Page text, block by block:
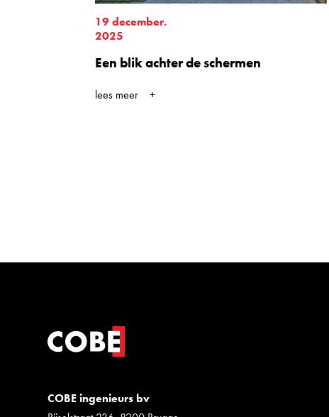
19 december.
2025
Een blik achter de schermen
lees meer
COBE ingenieurs bv